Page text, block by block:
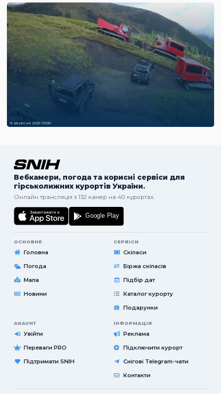
15 вересня 2025 10:00
Вебкамери, погода та корисні сервіси для
гірськолижних курортів України.
Онлайн трансляція з 132 камер на 40 курортах.
ОСНОВНЕ
Головна
Погода
Мапа
Новини
СЕРВІСИ
Скіпаси
Біржа скіпасів
Підбір дат
Каталог курорту
Подарунки
АКАУНТ
Увійти
Переваги PRO
Підтримати SNIH
ІНФОРМАЦІЯ
Реклама
Підключити курорт
Снігові Telegram-чати
Контакти